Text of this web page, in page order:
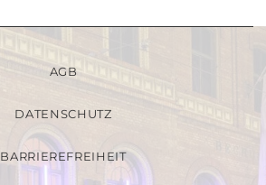
AGB
DATENSCHUTZ
BARRIEREFREIHEIT